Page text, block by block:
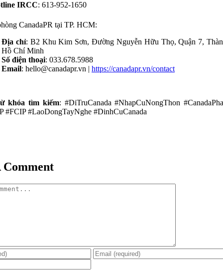
IRCC: 613-952-1650
CanadaPR tại TP. HCM:
Địa chỉ: B2 Khu Kim Sơn, Đường Nguyễn Hữu Thọ, Quận 7,
Hồ Chí Minh
Số điện thoại: 033.678.5988
Email: hello@canadapr.vn | https://canadapr.vn/contact
khóa tìm kiếm: #DiTruCanada #NhapCuNongThon
#FCIP #LaoDongTayNghe #DinhCuCanada
Comment